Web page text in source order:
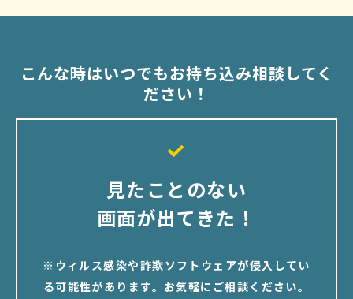
こんな時はいつでもお持ち込み相談してく
ださい！
見たことのない
画面が出てきた！
※ウィルス感染や詐欺ソフトウェアが侵入してい
る可能性があります。お気軽にご相談ください。